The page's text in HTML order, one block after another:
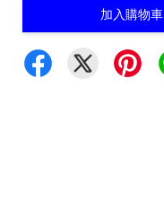
加入購物車